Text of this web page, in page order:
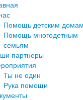
Помощь детским
Помощь многодетным
семьям
партнеры
Ты не один
Рука помощи